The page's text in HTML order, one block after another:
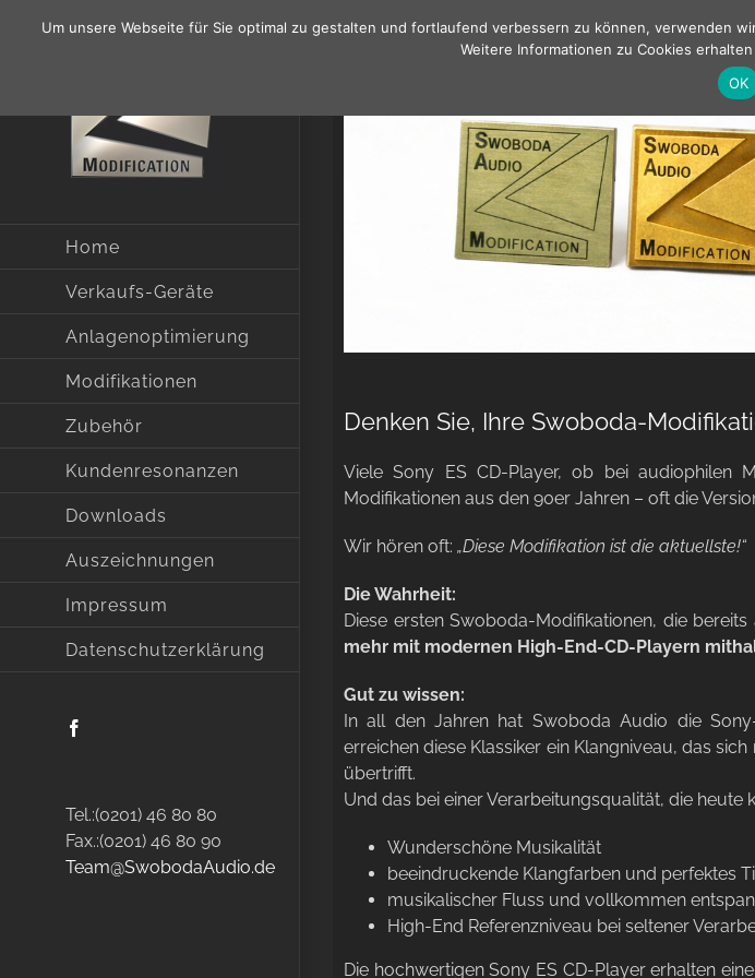
Home
Verkaufs-Geräte
Anlagenoptimierung
Modifikationen
Zubehör
Kundenresonanzen
Downloads
Auszeichnungen
Impressum
Datenschutzerklärung
Tel.:(0201) 46 80 80
Fax.:(0201) 46 80 90
Team@SwobodaAudio.de
Denken Sie, Ihre Swoboda-
Viele Sony ES CD-Player, ob bei audiophilen
Modifikationen aus den 90er Jahren – oft die
Wir hören oft: „Diese Modifikation ist die aktuellste!“
Die Wahrheit:
Diese ersten Swoboda-Modifikationen, die
mehr mit modernen High-End-CD-Playern
Gut zu wissen:
In all den Jahren hat Swoboda Audio die
erreichen diese Klassiker ein Klangniveau, das
übertrifft.
Und das bei einer Verarbeitungsqualität, die heute
Wunderschöne Musikalität
beeindruckende Klangfarben und perfektes
musikalischer Fluss und vollkommen
High-End Referenzniveau bei seltener
Die hochwertigen Sony ES CD-Player erhalten
Um unsere Webseite für Sie optimal zu gestalten und fortlaufend verbessern zu können, verwenden
Weitere Informationen zu Cookies
OK